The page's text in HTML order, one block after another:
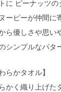
に ピーナッツの
ーピーが仲間に
ら優しさや思い
シンプルなパタ
らかタオル】
かく織り上げた